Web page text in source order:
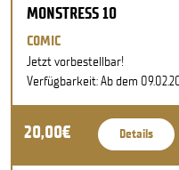
MONSTRESS 10
COMIC
Jetzt vorbestellbar!
Verfügbarkeit: Ab dem
20,00€ Details